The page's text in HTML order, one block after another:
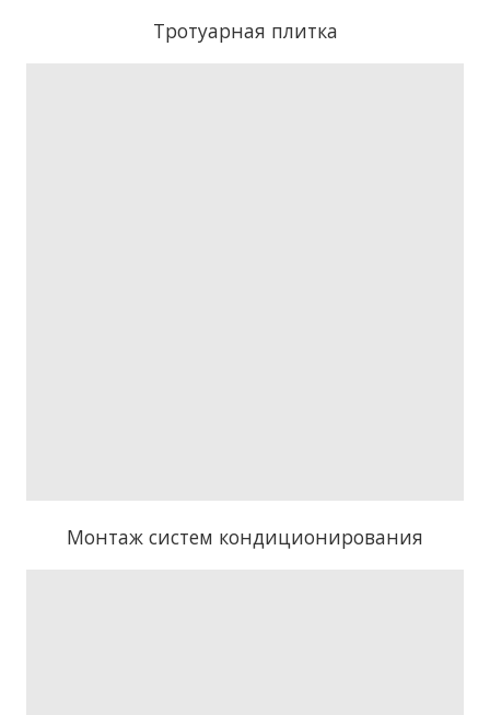
Тротуарная плитка
Монтаж систем кондиционирования